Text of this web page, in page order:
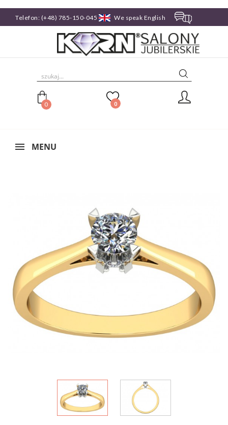
Telefon: (+48) 785-150-045 We speak English
0 0
MENU